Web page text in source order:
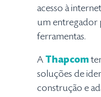
acesso à
um entregador
ferramentas.
A Thapcom
soluções de
construção e